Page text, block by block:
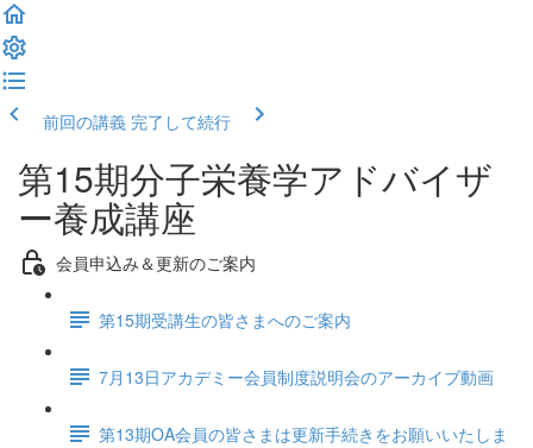
前回の講義 完了して続行
第15期分子栄養学アドバイザ
ー養成講座
会員申込み＆更新のご案内
第15期受講生の皆さまへのご案内
7月13日アカデミー会員制度説明会のアーカイブ動画
第13期OA会員の皆さまは更新手続きをお願いいたしま